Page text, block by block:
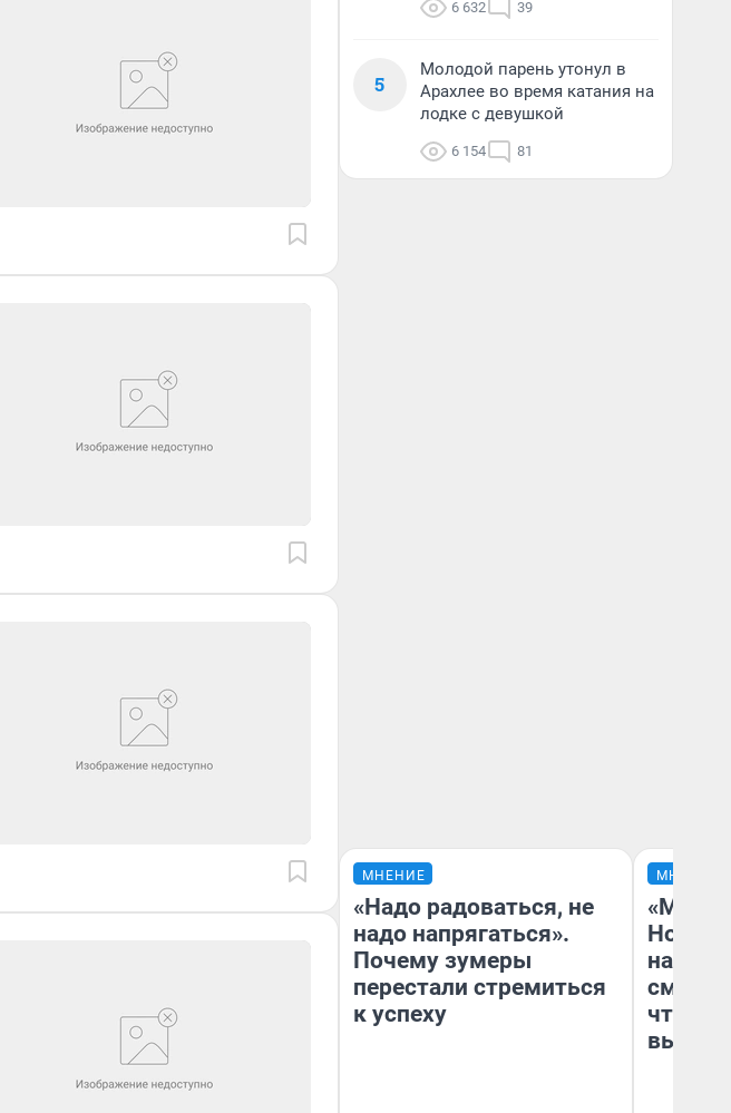
6 632 39
5
Молодой парень утонул в
Арахлее во время катания на
лодке с девушкой
6 154 81
МНЕНИЕ
«Надо радоваться, не
надо напрягаться».
Почему зумеры
перестали стремиться
к успеху
МНЕНИЕ
«Мы
чтобы